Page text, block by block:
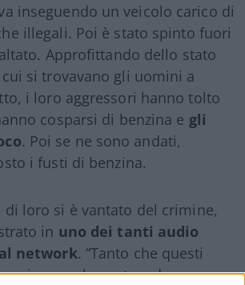
inseguendo un veicolo carico di
illegali. Poi è stato spinto fuori
Approfittando dello stato
si trovavano gli uomini a
i loro aggressori hanno tolto
cosparsi di benzina e gli
. Poi se ne sono andati,
i fusti di benzina.
di loro si è vantato del crimine,
in uno dei tanti audio
network. “Tanto che questi
piangere la gente, adesso